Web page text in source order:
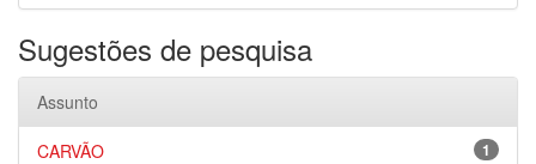
Sugestões de pesquisa
Assunto
1
CARVÃO